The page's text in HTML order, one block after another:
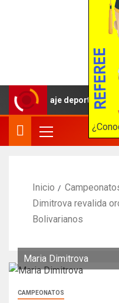
karate
El
deportivo: una
Inicio
Dimitrova revalida
Bolivarianos
Maria Dimitrova
CAMPEONATOS